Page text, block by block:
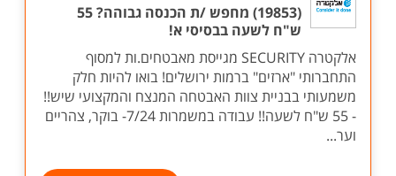
(19853) מחפש /ת הכנסה גבוהה? 55
ש"ח לשעה בבסיסי א!
אלקטרה SECURITY מגייסת מאבטחים.ות למסוף
התחברותי "ארזים" ברמות ירושלים! בואו להיות חלק
משמעותי בבניית צוות האבטחה המנצח והמקצועי שיש!!
- 55 ש"ח לשעה!! עבודה במשמרות 7/24- בוקר, צהריים
וער...